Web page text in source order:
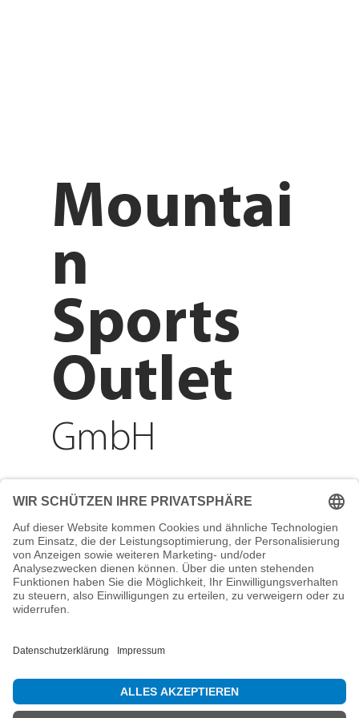
Adresse
Reichenberger Str. 1
84130 Dingolfing
Telefon
info@mountain-sports-
Mountai
n
Sports
Outlet
GmbH